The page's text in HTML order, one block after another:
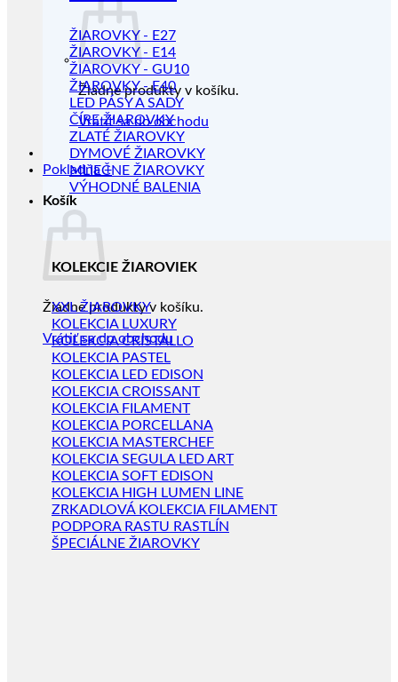
Žiadne produkty v košíku.
Vrátiť sa do obchodu
Pokladňa +
Košík
Žiadne produkty v košíku.
Vrátiť sa do obchodu
ŽIAROVKY - E27
ŽIAROVKY - E14
ŽIAROVKY - GU10
ŽIAROVKY - E40
LED PÁSY A SADY
ČÍRE ŽIAROVKY
ZLATÉ ŽIAROVKY
DYMOVÉ ŽIAROVKY
MLIEČNE ŽIAROVKY
VÝHODNÉ BALENIA
KOLEKCIE ŽIAROVIEK
XXL ŽIAROVKY
KOLEKCIA LUXURY
KOLEKCIA CRISTALLO
KOLEKCIA PASTEL
KOLEKCIA LED EDISON
KOLEKCIA CROISSANT
KOLEKCIA FILAMENT
KOLEKCIA PORCELLANA
KOLEKCIA MASTERCHEF
KOLEKCIA SEGULA LED ART
KOLEKCIA SOFT EDISON
KOLEKCIA HIGH LUMEN LINE
ZRKADLOVÁ KOLEKCIA FILAMENT
PODPORA RASTU RASTLÍN
ŠPECIÁLNE ŽIAROVKY